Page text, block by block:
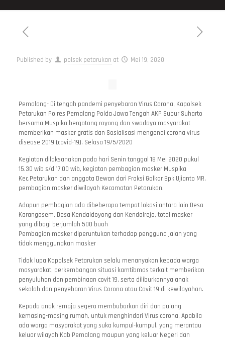
Published by polsek petarukan at Mei 19, 2020
Pemalang- Di tengah pandemi penyebaran Virus Corona, Kapolsek
Petarukan Polres Pemalang Polda Jawa Tengah AKP Subur Suharto
bersama Muspika bergotong royong dan swadaya masyarakat
memberikan masker gratis dan Sosialisasi mengenai corona virus
disease 2019 (covid-19). Selasa 19/5/2020
Kegiatan dilaksanakan pada hari Senin tanggal 18 Mei 2020 pukul
15.30 wib s/d 17.00 wib, kegiatan pembagian masker Muspika
Kec.Petarukan dan anggota Dewan dari Fraksi Golkar Bpk Ujianto MR,
pembagian masker diwilayah Kecamatan Petarukan.
Adapun pembagian ada dibeberapa tempat lokasi antara lain Desa
Karangasem, Desa Kendaldoyong dan Kendalrejo, total masker
yang dibagi berjumlah 500 buah
Pembagian masker diperuntukan terhadap pengguna jalan yang
tidak menggunakan masker
Tidak lupa Kapolsek Petarukan selalu menanyakan kepada warga
masyarakat, perkembangan situasi kamtibmas terkait memberikan
penyuluhan dan pembinaan covit 19, serta diliburkannya anak
sekolah dan penyebaran Virus Corona atau Covit 19 di kewilayahan.
Kepada anak remaja segera membubarkan diri dan pulang
kemasing-masing rumah, untuk menghindari Virus corona, Apabila
ada warga masyarakat yang suka kumpul-kumpul, yang merantau
keluar wilayah Kab Pemalang maupun yang keluar Negeri dan